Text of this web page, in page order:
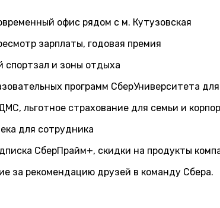
офис рядом с м. Кутузовская
зарплаты, годовая премия
спортзал и зоны отдыха
программ СберУниверситета
льготное страхование для семьи и
для сотрудника
СберПрайм+, скидки на продукты
за рекомендацию друзей в команду Сбера.